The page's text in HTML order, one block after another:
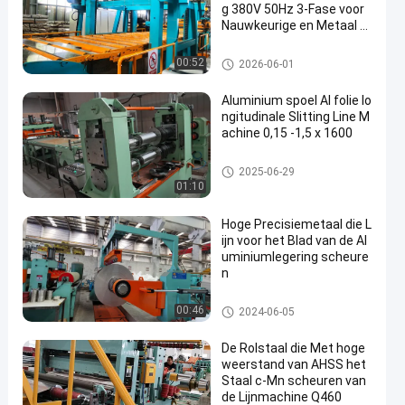
00:52
g 380V 50Hz 3-Fase voor
Nauwkeurige en Metaal C
Metaal dat Lijn scheurt
2026-06-01
01:10
Aluminium spoel Al folie lo
ngitudinale Slitting Line M
achine 0,15 -1,5 x 1600
Metaal dat Lijn scheurt
2025-06-29
00:46
Hoge Precisiemetaal die L
ijn voor het Blad van de Al
uminiumlegering scheure
n
Metaal dat Lijn scheurt
2024-06-05
De Rolstaal die Met hoge
weerstand van AHSS het
Staal c-Mn scheuren van
de Lijnmachine Q460